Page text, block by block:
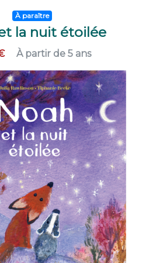
À paraître
la nuit étoilée
À partir de 5 ans